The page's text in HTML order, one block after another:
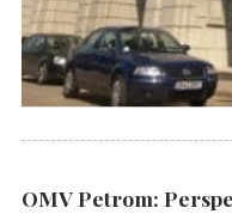
OMV Petrom: